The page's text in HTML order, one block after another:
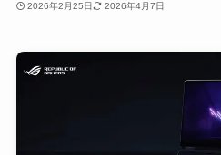
2026年2月25日 2026年4月7日